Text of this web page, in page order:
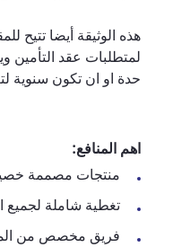
هذه الوثيقة أيضا تتيح
لمتطلبات عقد
حدة او ان تكون سنوية
اهم المنافع:
منتجات مصممة
تغطية شاملة لجميع
فريق مخصص من